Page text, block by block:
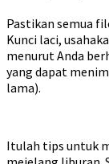
Pastikan semua
Kunci laci,
menurut Anda
yang dapat
lama).
Itulah tips untuk